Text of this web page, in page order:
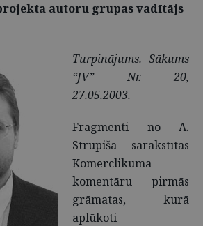
autoru grupas vadītājs
Turpinājums. Sākums
“JV” Nr. 20,
27.05.2003.
Fragmenti no A.
Strupiša sarakstītās
Komerclikuma
komentāru pirmās
grāmatas, kurā
aplūkoti